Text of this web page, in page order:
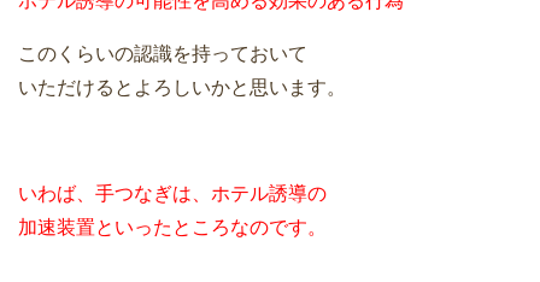
このくらいの認識を持っておいて
いただけるとよろしいかと思います。
いわば、手つなぎは、ホテル誘導の
加速装置といったところなのです。